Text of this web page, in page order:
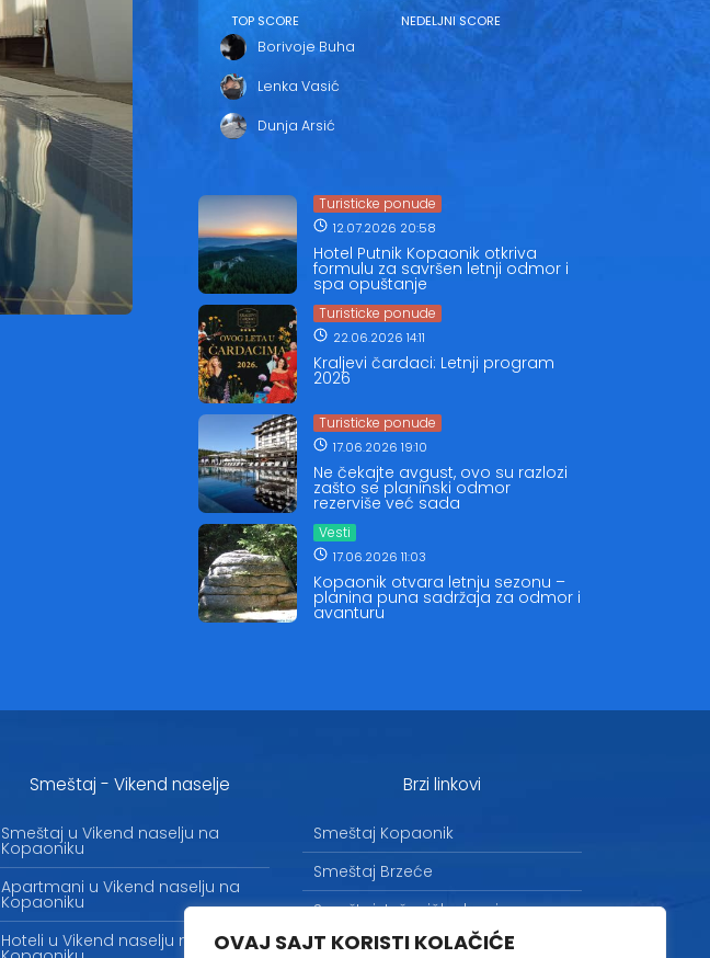
OVAJ SAJT KORISTI KOLAČIĆE
TOP SCORE
Borivoje Buha
Lenka Vasić
Dunja Arsić
NEDELJNI SCORE
Turisticke ponude
12.07.2026 20:58
Hotel Putnik Kopaonik otkriva
formulu za savršen letnji odmor i
spa opuštanje
Turisticke ponude
22.06.2026 14:11
Kraljevi čardaci: Letnji program
2026
Turisticke ponude
17.06.2026 19:10
Ne čekajte avgust, ovo su razlozi
zašto se planinski odmor
rezerviše već sada
Vesti
17.06.2026 11:03
Kopaonik otvara letnju sezonu –
planina puna sadržaja za odmor i
avanturu
Smeštaj - Vikend naselje
Smeštaj u Vikend naselju na
Kopaoniku
Apartmani u Vikend naselju na
Kopaoniku
Hoteli u Vikend naselju na
Brzi linkovi
Smeštaj Kopaonik
Smeštaj Brzeće
Smeštaj Jošanička banja
Uslovi korišćenja